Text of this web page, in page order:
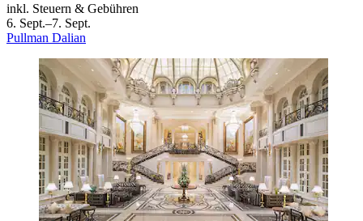
inkl. Steuern & Gebühren
6. Sept.–7. Sept.
Pullman Dalian